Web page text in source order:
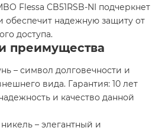
Flessa CB51RSB-NI подчеркнет
обеспечит надежную защиту от
доступа.
преимущества
– символ долговечности и
вида. Гарантия: 10 лет
и качество данной
– элегантный и